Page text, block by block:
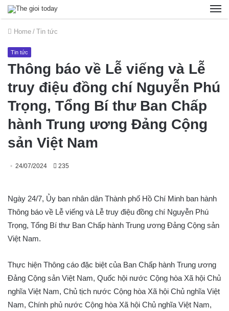
Home / Tin tức
Tin tức
Thông báo về Lễ viếng và Lễ
truy điệu đồng chí Nguyễn Phú
Trọng, Tổng Bí thư Ban Chấp
hành Trung ương Đảng Cộng
sản Việt Nam
24/07/2024 235
Ngày 24/7, Ủy ban nhân dân Thành phố Hồ Chí Minh ban hành
Thông báo về Lễ viếng và Lễ truy điệu đồng chí Nguyễn Phú
Trọng, Tổng Bí thư Ban Chấp hành Trung ương Đảng Cộng sản
Việt Nam.
Thực hiện Thông cáo đặc biệt của Ban Chấp hành Trung ương
Đảng Cộng sản Việt Nam, Quốc hội nước Cộng hòa Xã hội Chủ
nghĩa Việt Nam, Chủ tịch nước Cộng hòa Xã hội Chủ nghĩa Việt
Nam, Chính phủ nước Cộng hòa Xã hội Chủ nghĩa Việt Nam,